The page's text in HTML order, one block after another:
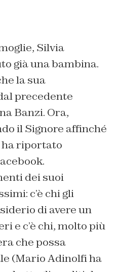
Silvia
già una bambina.
la sua
precedente
Banzi. Ora,
il Signore affinché
ha riportato
dei suoi
c’è chi gli
di avere un
e c’è chi, molto più
che possa
(Mario Adinolfi ha